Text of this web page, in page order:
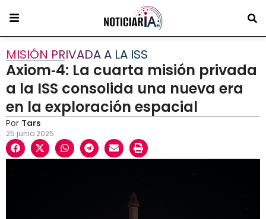
MISIÓN PRIVADA A LA ISS
Axiom‑4: La cuarta misión privada
a la ISS consolida una nueva era
en la exploración espacial
Por Tars
25 junio 2025